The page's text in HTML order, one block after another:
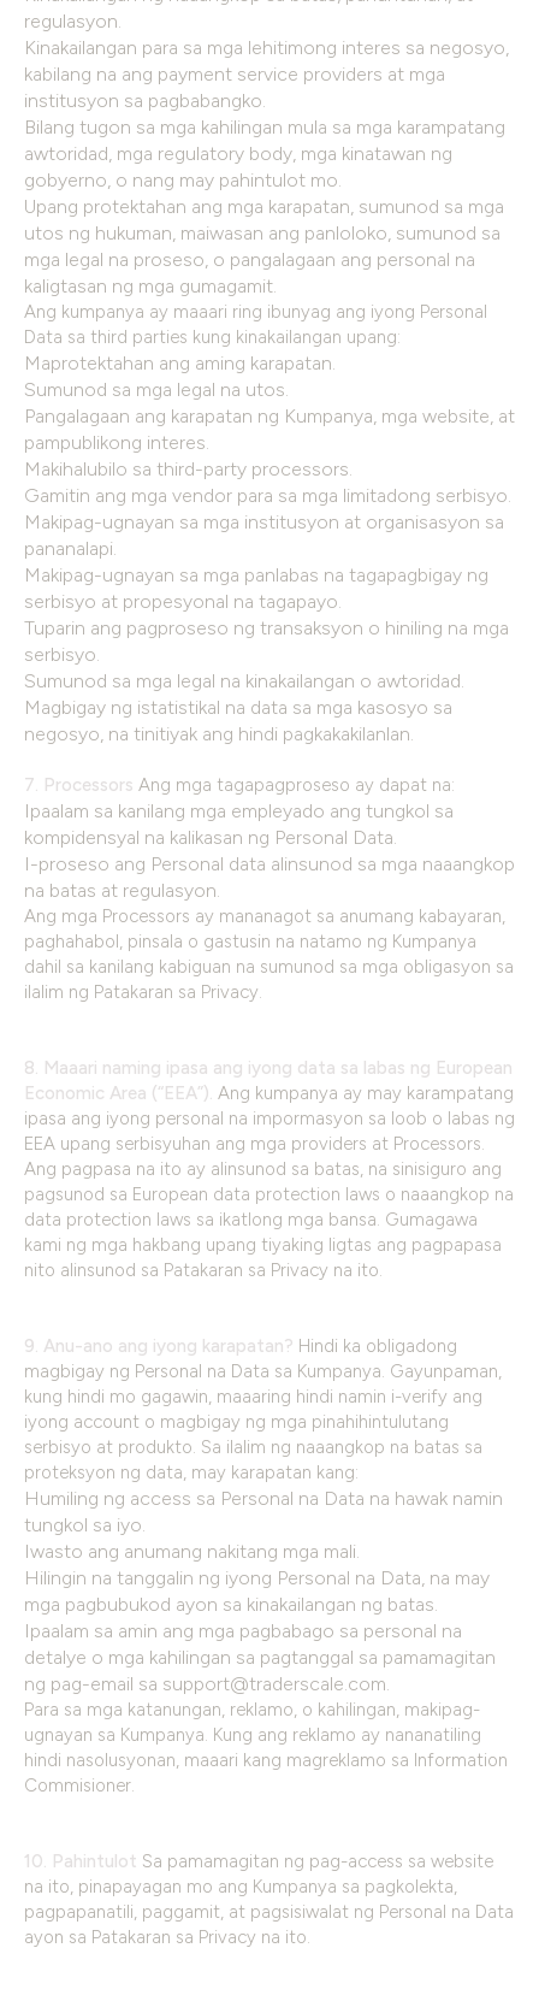
regulasyon.
Kinakailangan para sa mga lehitimong interes sa negosyo,
kabilang na ang payment service providers at mga
institusyon sa pagbabangko.
Bilang tugon sa mga kahilingan mula sa mga karampatang
awtoridad, mga regulatory body, mga kinatawan ng
gobyerno, o nang may pahintulot mo.
Upang protektahan ang mga karapatan, sumunod sa mga
utos ng hukuman, maiwasan ang panloloko, sumunod sa
mga legal na proseso, o pangalagaan ang personal na
kaligtasan ng mga gumagamit.
Ang kumpanya ay maaari ring ibunyag ang iyong Personal
Data sa third parties kung kinakailangan upang:
Maprotektahan ang aming karapatan.
Sumunod sa mga legal na utos.
Pangalagaan ang karapatan ng Kumpanya, mga website, at
pampublikong interes.
Makihalubilo sa third-party processors.
Gamitin ang mga vendor para sa mga limitadong serbisyo.
Makipag-ugnayan sa mga institusyon at organisasyon sa
pananalapi.
Makipag-ugnayan sa mga panlabas na tagapagbigay ng
serbisyo at propesyonal na tagapayo.
Tuparin ang pagproseso ng transaksyon o hiniling na mga
serbisyo.
Sumunod sa mga legal na kinakailangan o awtoridad.
Magbigay ng istatistikal na data sa mga kasosyo sa
negosyo, na tinitiyak ang hindi pagkakakilanlan.
7. Processors Ang mga tagapagproseso ay dapat na:
Ipaalam sa kanilang mga empleyado ang tungkol sa
kompidensyal na kalikasan ng Personal Data.
I-proseso ang Personal data alinsunod sa mga naaangkop
na batas at regulasyon.
Ang mga Processors ay mananagot sa anumang kabayaran,
paghahabol, pinsala o gastusin na natamo ng Kumpanya
dahil sa kanilang kabiguan na sumunod sa mga obligasyon sa
ilalim ng Patakaran sa Privacy.
8. Maaari naming ipasa ang iyong data sa labas ng European
Economic Area (“EEA”). Ang kumpanya ay may karampatang
ipasa ang iyong personal na impormasyon sa loob o labas ng
EEA upang serbisyuhan ang mga providers at Processors.
Ang pagpasa na ito ay alinsunod sa batas, na sinisiguro ang
pagsunod sa European data protection laws o naaangkop na
data protection laws sa ikatlong mga bansa. Gumagawa
kami ng mga hakbang upang tiyaking ligtas ang pagpapasa
nito alinsunod sa Patakaran sa Privacy na ito.
9. Anu-ano ang iyong karapatan? Hindi ka obligadong
magbigay ng Personal na Data sa Kumpanya. Gayunpaman,
kung hindi mo gagawin, maaaring hindi namin i-verify ang
iyong account o magbigay ng mga pinahihintulutang
serbisyo at produkto. Sa ilalim ng naaangkop na batas sa
proteksyon ng data, may karapatan kang:
Humiling ng access sa Personal na Data na hawak namin
tungkol sa iyo.
Iwasto ang anumang nakitang mga mali.
Hilingin na tanggalin ng iyong Personal na Data, na may
mga pagbubukod ayon sa kinakailangan ng batas.
Ipaalam sa amin ang mga pagbabago sa personal na
detalye o mga kahilingan sa pagtanggal sa pamamagitan
ng pag-email sa support@traderscale.com.
Para sa mga katanungan, reklamo, o kahilingan, makipag-
ugnayan sa Kumpanya. Kung ang reklamo ay nananatiling
hindi nasolusyonan, maaari kang magreklamo sa Information
Commisioner.
10. Pahintulot Sa pamamagitan ng pag-access sa website
na ito, pinapayagan mo ang Kumpanya sa pagkolekta,
pagpapanatili, paggamit, at pagsisiwalat ng Personal na Data
ayon sa Patakaran sa Privacy na ito.